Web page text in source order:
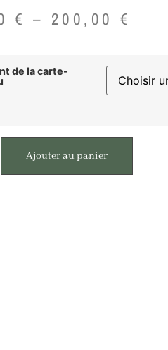
€ – 200,00 €
de la carte-
Ajouter au panier